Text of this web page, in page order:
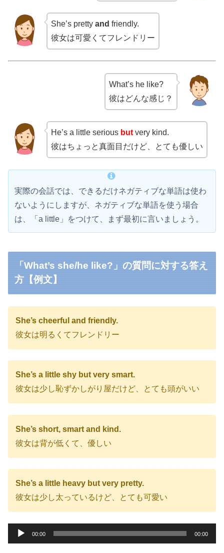
She’s pretty and friendly.
彼女は可愛くてフレンドリー
What’s he like?
彼はどんな感じ？
He’s a little serious but very kind.
彼はちょっと真面目だけど、とても優しい
実際の会話では、できるだけネガティブな単語は使わ
ないようにしますが、ネガティブな単語を使う場合
は、「a little」をつけて、まず最初に言いましょう。
「What’s she/he like?」の質問に対する答え
方【例文】
She’s cheerful and friendly.
彼女は明るくてフレンドリー
She’s a little shy but very smart.
彼女は少し恥ずかしがり屋だけど、とても頭がいい
She’s short, smart and kind.
彼女は背が低くて、優しい
She’s a little heavy but very pretty.
彼女は少し太っているけど、とても可愛い
声
00:00 00:00